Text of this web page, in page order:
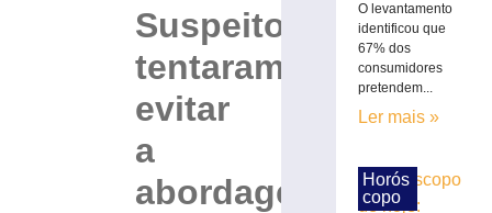
Suspeitos
tentaram
evitar
a
abordagem
O levantamento
identificou que
67% dos
consumidores
pretendem...
Ler mais »
Horós
copo